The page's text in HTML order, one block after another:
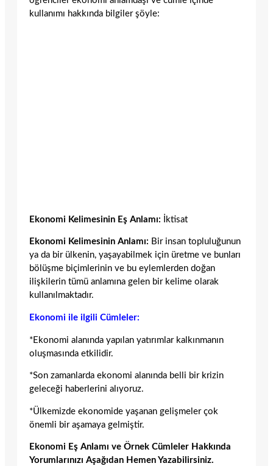
kullanımı hakkında bilgiler şöyle:
Ekonomi Kelimesinin Eş Anlamı: İktisat
Ekonomi Kelimesinin Anlamı: Bir insan topluluğunun
ya da bir ülkenin, yaşayabilmek için üretme ve bunları
bölüşme biçimlerinin ve bu eylemlerden doğan
ilişkilerin tümü anlamına gelen bir kelime olarak
kullanılmaktadır.
Ekonomi ile ilgili Cümleler:
*Ekonomi alanında yapılan yatırımlar kalkınmanın
oluşmasında etkilidir.
*Son zamanlarda ekonomi alanında belli bir krizin
geleceği haberlerini alıyoruz.
*Ülkemizde ekonomide yaşanan gelişmeler çok
önemli bir aşamaya gelmiştir.
Ekonomi Eş Anlamı ve Örnek Cümleler Hakkında
Yorumlarınızı Aşağıdan Hemen Yazabilirsiniz.